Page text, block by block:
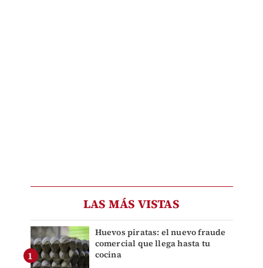
LAS MÁS VISTAS
Huevos piratas: el nuevo fraude
comercial que llega hasta tu
cocina